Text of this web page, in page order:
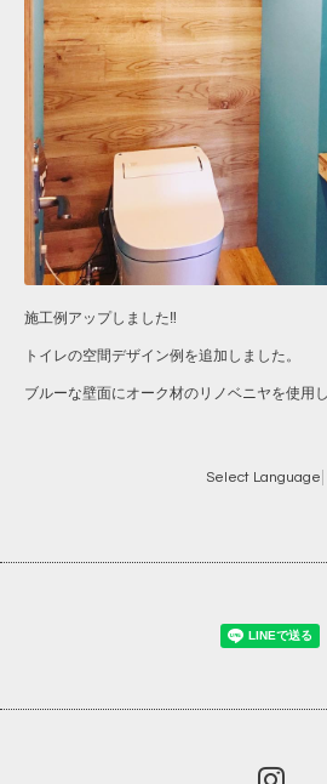
施工例アップしました‼︎
トイレの空間デザイン例を追加しました。
ブルーな壁面にオーク材のリノベニヤを使用
Select Language